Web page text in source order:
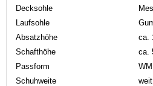
Decksohle
Laufsohle
Absatzhöhe
ca.
Schafthöhe
ca.
Passform
Schuhweite
weit